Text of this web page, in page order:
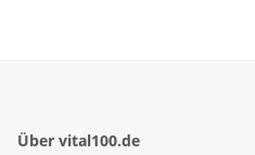
Über vital100.de